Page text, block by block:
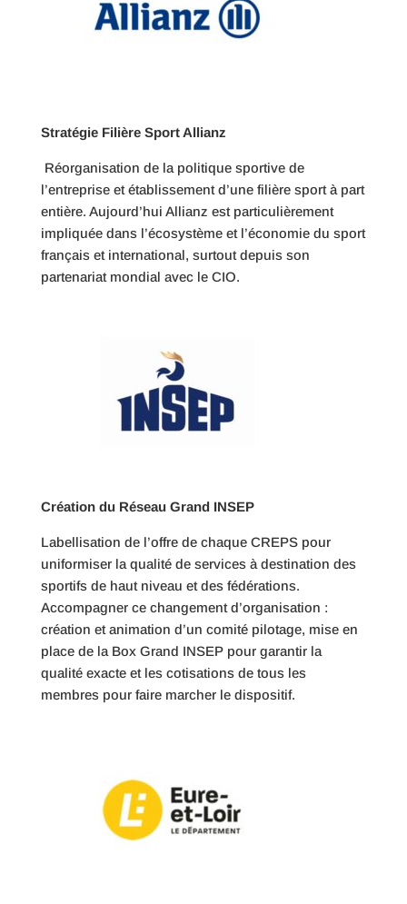
Stratégie Filière Sport Allianz
Réorganisation de la politique sportive de
l’entreprise et établissement d’une filière sport à part
entière. Aujourd’hui Allianz est particulièrement
impliquée dans l’écosystème et l’économie du sport
français et international, surtout depuis son
partenariat mondial avec le CIO.
Création du Réseau Grand INSEP
Labellisation de l’offre de chaque CREPS pour
uniformiser la qualité de services à destination des
sportifs de haut niveau et des fédérations.
Accompagner ce changement d’organisation :
création et animation d’un comité pilotage, mise en
place de la Box Grand INSEP pour garantir la
qualité exacte et les cotisations de tous les
membres pour faire marcher le dispositif.